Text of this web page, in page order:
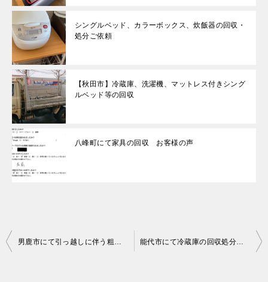
シングルベッド、カラーボックス、炊飯器の回収・
処分ご依頼
【秋田市】冷蔵庫、洗濯機、マットレス付きシング
ルベッド等の回収
八峰町にて家具の回収 お客様の声
投
男鹿市にて引っ越しに伴う粗大ごみの回収処分のご依頼 お客様の声 能代市にて冷蔵庫の回収処分のご依頼 お客様の声